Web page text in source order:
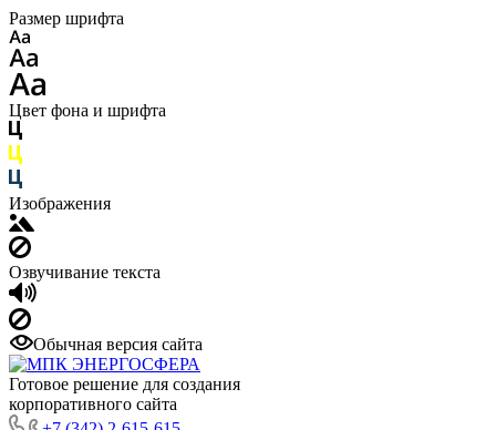
Размер шрифта
Цвет фона и шрифта
Изображения
Озвучивание текста
Обычная версия сайта
Готовое решение для создания
корпоративного сайта